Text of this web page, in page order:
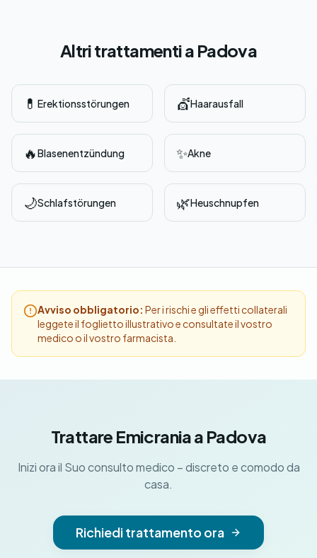
Altri trattamenti a Padova
💊 Erektionsstörungen 💇Haarausfall
🔥Blasenentzündung ✨Akne
🌙Schlafstörungen 🌿Heuschnupfen
Avviso obbligatorio: Per i rischi e gli effetti collaterali
leggete il foglietto illustrativo e consultate il vostro
medico o il vostro farmacista.
Trattare Emicrania a Padova
Inizi ora il Suo consulto medico – discreto e comodo da
casa.
Richiedi trattamento ora